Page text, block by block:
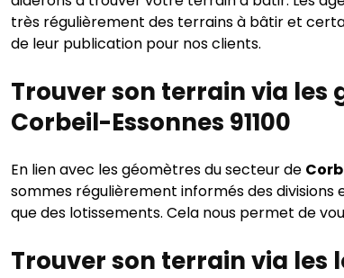
très régulièrement des terrains à bâtir et
de leur publication pour nos clients.
Trouver son terrain via les
Corbeil-Essonnes 91100
En lien avec les géomètres du secteur de
sommes régulièrement informés des divisions
que des lotissements. Cela nous permet de
Trouver son terrain via les